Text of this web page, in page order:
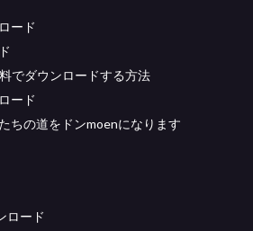
ード
でダウンロードする方法
ード
ちの道をドンmoenになります
ロード